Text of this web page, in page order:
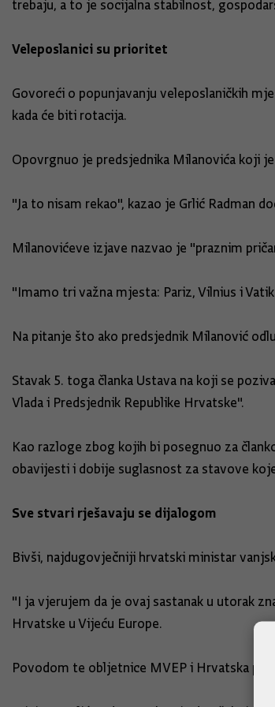
trebaju, a to je socijalna stabilnost,
Veleposlanici su prioritet
Govoreći o popunjavanju veleposlaničkih
kada će biti rotacija.
Opovrgnuo je predsjednika Milanovića koji
"Ja to nisam rekao", kazao je Grlić Radman
Milanovićeve izjave nazvao je "praznim
"Imamo tri važna mjesta: Pariz, Vilnius i
Na pitanje što ako predsjednik Milanović
Stavak 5. toga članka Ustava na koji se
Vlada i Predsjednik Republike Hrvatske".
Kao razloge zbog kojih bi posegnuo za
obavijesti i dobije suglasnost za stavove
Sve stvari rješavaju se dijalogom
Bivši, najdugovječniji hrvatski ministar
"I ja vjerujem da je ovaj sastanak u utorak
Hrvatske u Vijeću Europe.
Povodom te obljetnice MVEP i Hrvatska